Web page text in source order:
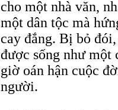
cho một nhà văn,
một dân tộc mà
cay đắng. Bị bỏ
được sống như một
giờ oán hận cuộc
người.